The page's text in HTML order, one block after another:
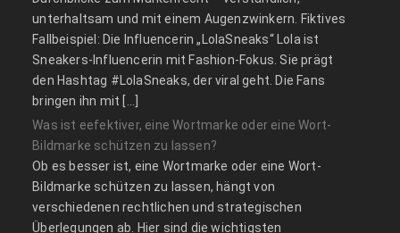
unterhaltsam und mit einem Augenzwinkern. Fiktives
Fallbeispiel: Die Influencerin „LolaSneaks“ Lola ist
Sneakers-Influencerin mit Fashion-Fokus. Sie prägt
den Hashtag #LolaSneaks, der viral geht. Die Fans
bringen ihn mit […]
Was ist eefektiver, eine Wortmarke oder eine Wort-
Bildmarke schützen zu lassen?
Ob es besser ist, eine Wortmarke oder eine Wort-
Bildmarke schützen zu lassen, hängt von
verschiedenen rechtlichen und strategischen
Überlegungen ab. Hier sind die wichtigsten